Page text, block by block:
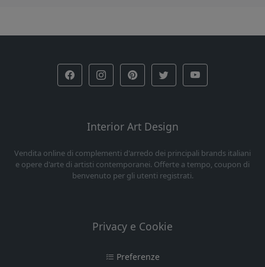
Interior Art Design
Vendita online di complementi d'arredo dei principali brands italiani
e opere d'arte di artisti contemporanei. Offerte a tempo, coupon di
benvenuto per gli utenti registrati.
Privacy e Cookie
Preferenze